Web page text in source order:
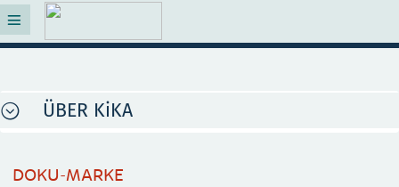
ÜBER KiKA
DOKU-MARKE